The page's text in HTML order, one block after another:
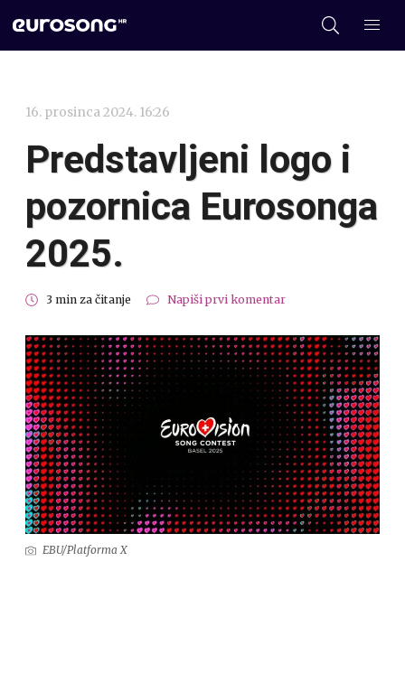
16. prosinca 2024. 16:26
Predstavljeni logo i
pozornica Eurosonga
2025.
3 min za čitanje Napiši prvi komentar
EBU/Platforma X